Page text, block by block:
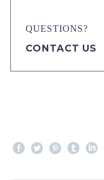
QUESTIONS?
CONTACT US